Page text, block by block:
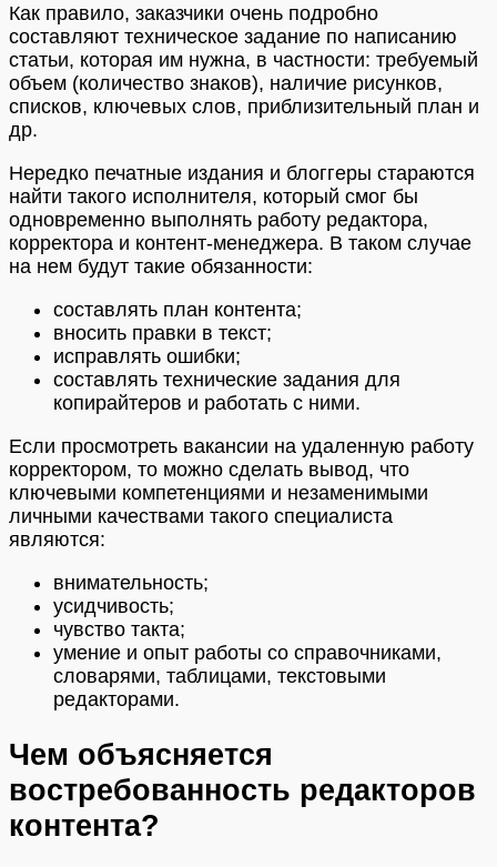
Как правило, заказчики очень подробно
составляют техническое задание по написанию
статьи, которая им нужна, в частности: требуемый
объем (количество знаков), наличие рисунков,
списков, ключевых слов, приблизительный план и
др.
Нередко печатные издания и блоггеры стараются
найти такого исполнителя, который смог бы
одновременно выполнять работу редактора,
корректора и контент-менеджера. В таком случае
на нем будут такие обязанности:
составлять план контента;
вносить правки в текст;
исправлять ошибки;
составлять технические задания для
копирайтеров и работать с ними.
Если просмотреть вакансии на удаленную работу
корректором, то можно сделать вывод, что
ключевыми компетенциями и незаменимыми
личными качествами такого специалиста
являются:
внимательность;
усидчивость;
чувство такта;
умение и опыт работы со справочниками,
словарями, таблицами, текстовыми
редакторами.
Чем объясняется
востребованность редакторов
контента?